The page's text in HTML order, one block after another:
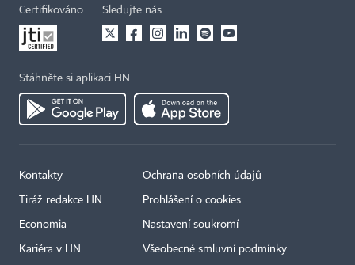
Certifikováno Sledujte nás
Stáhněte si aplikaci HN
Kontakty
Tiráž redakce HN
Economia
Kariéra v HN
Ochrana osobních údajů
Prohlášení o cookies
Nastavení soukromí
Všeobecné smluvní podmínky